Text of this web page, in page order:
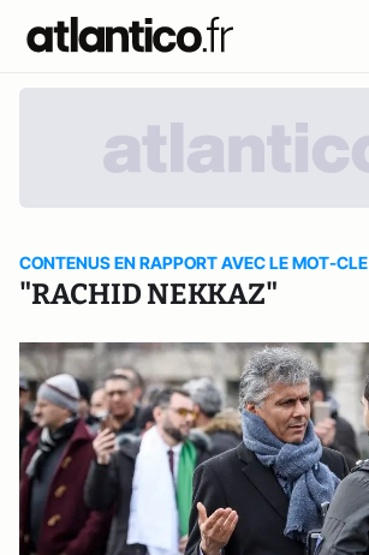
CONTENUS EN RAPPORT AVEC LE MOT-CLE
"RACHID NEKKAZ"